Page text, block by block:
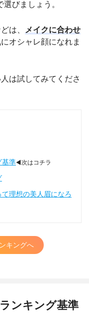
びましょう。
は、
メイクに合わせ
オシャレ顔になれま
は試してみてくださ
基準◀次はコチラ
理想の美人眉になろ
キングへ
ンキング基準